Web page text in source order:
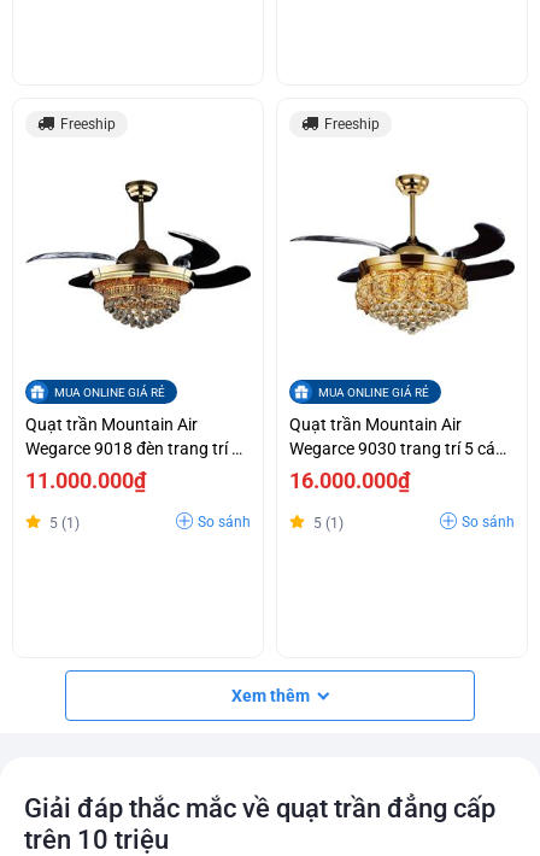
Freeship
MUA ONLINE GIÁ RẺ
Quạt trần Mountain Air
Wegarce 9018 đèn trang trí 5
cánh nhựa MS trong suốt cụp
11.000.000₫
5 (1) So sánh
Freeship
MUA ONLINE GIÁ RẺ
Quạt trần Mountain Air
Wegarce 9030 trang trí 5 cánh
nhựa MS trong suốt cụp xoè
16.000.000₫
5 (1) So sánh
Xem thêm
Giải đáp thắc mắc về quạt trần đẳng cấp
trên 10 triệu